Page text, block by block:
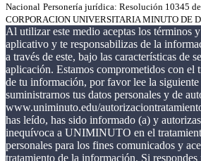
Nacional Personería jurídica: Resolución 10345
CORPORACION UNIVERSITARIA MINUTO DE
Al utilizar este medio aceptas los términos
aplicativo y te responsabilizas de la
a través de este, bajo las características de
aplicación. Estamos comprometidos con el
de tu información, por favor lee la
suministrarnos tus datos personales y de
www.uniminuto.edu/
has leído, has sido informado (a) y
inequívoca a UNIMINUTO en el
personales para los fines comunicados y
tratamiento de la información. Si respondes